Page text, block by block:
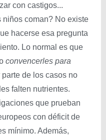
con castigos...
coman? No existe
hacerse esa pregunta
Lo normal es que
convencerles para
de los casos no
falten nutrientes.
que prueban
con déficit de
mínimo. Además,